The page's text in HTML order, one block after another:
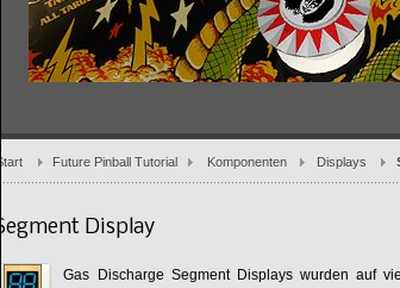
Start Future Pinball Tutorial Komponenten Displays
Segment Display
Gas Discharge Segment Displays wurden auf